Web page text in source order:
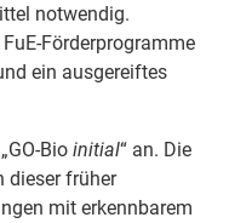
notwendig.
Förder­programme
ein ausgereiftes
Bio initial“ an. Die
dieser früher
mit erkenn­barem